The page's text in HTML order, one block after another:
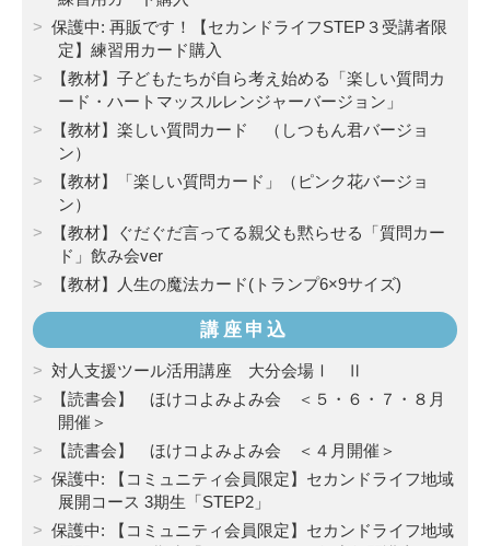
保護中: 再販です！【セカンドライフSTEP３受講者限
定】練習用カード購入
【教材】子どもたちが自ら考え始める「楽しい質問カ
ード・ハートマッスルレンジャーバージョン」
【教材】楽しい質問カード （しつもん君バージョ
ン）
【教材】「楽しい質問カード」（ピンク花バージョ
ン）
【教材】ぐだぐだ言ってる親父も黙らせる「質問カー
ド」飲み会ver
【教材】人生の魔法カード(トランプ6×9サイズ)
講座申込
対人支援ツール活用講座 大分会場Ⅰ Ⅱ
【読書会】 ほけコよみよみ会 ＜５・６・７・８月
開催＞
【読書会】 ほけコよみよみ会 ＜４月開催＞
保護中: 【コミュニティ会員限定】セカンドライフ地域
展開コース 3期生「STEP2」
保護中: 【コミュニティ会員限定】セカンドライフ地域